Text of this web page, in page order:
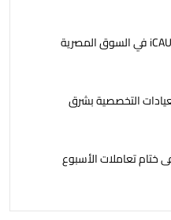
التخصصية بشرق